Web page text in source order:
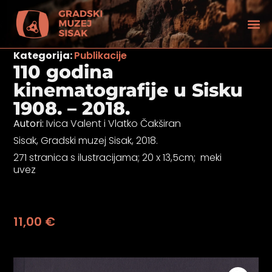
Kategorija:Publikacije
110 godina
kinematografije u Sisku
1908. – 2018.
Autori: Ivica Valent i Vlatko Čakširan
Sisak, Gradski muzej Sisak, 2018.
271 stranica s ilustracijama; 20 x 13,5cm; meki
uvez
11,00 €